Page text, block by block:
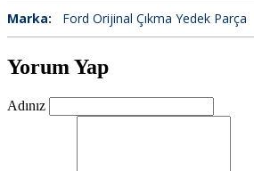
Marka: Ford Orijinal Çıkma Yedek Parça
Yorum Yap
Adınız